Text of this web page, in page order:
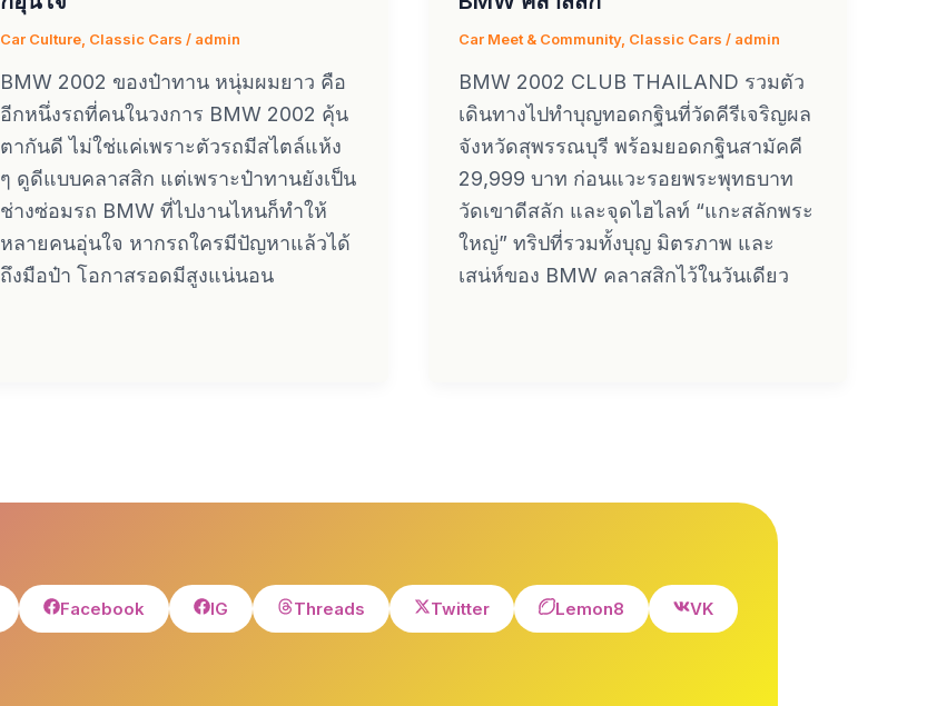
Car Culture, Classic Cars / admin
BMW 2002 ของป๋าทาน หนุ่มผมยาว คือ
อีกหนึ่งรถที่คนในวงการ BMW 2002 คุ้น
ตากันดี ไม่ใช่แค่เพราะตัวรถมีสไตล์แห้ง
ๆ ดูดีแบบคลาสสิก แต่เพราะป๋าทานยังเป็น
ช่างซ่อมรถ BMW ที่ไปงานไหนก็ทำให้
หลายคนอุ่นใจ หากรถใครมีปัญหาแล้วได้
ถึงมือป๋า โอกาสรอดมีสูงแน่นอน
Car Meet & Community, Classic Cars / admin
BMW 2002 CLUB THAILAND รวมตัว
เดินทางไปทำบุญทอดกฐินที่วัดคีรีเจริญผล
จังหวัดสุพรรณบุรี พร้อมยอดกฐินสามัคคี
29,999 บาท ก่อนแวะรอยพระพุทธบาท
วัดเขาดีสลัก และจุดไฮไลท์ “แกะสลักพระ
ใหญ่” ทริปที่รวมทั้งบุญ มิตรภาพ และ
เสน่ห์ของ BMW คลาสสิกไว้ในวันเดียว
Facebook IG Threads Twitter Lemon8 VK